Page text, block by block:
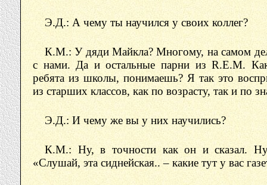
Э.Д.: А чему ты научился у своих коллег?
К.М.: У дяди Майкла? Многому, на самом
с нами. Да и остальные парни из R.E.M.
ребята из школы, понимаешь? Я так это
из старших классов, как по возрасту, так и по
Э.Д.: И чему же вы у них научились?
К.М.: Ну, в точности как он и сказал.
«Слушай, эта сиднейская.. – какие тут у вас